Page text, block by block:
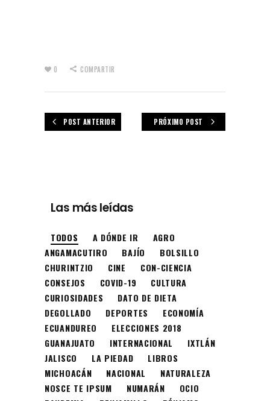
0 COMPARTIR
POST ANTERIOR PRÓXIMO POST
Las más leídas
TODOS A DÓNDE IR
AGRO
ANGAMACUTIRO
BAJÍO
BOLSILLO
CHURINTZIO
CINE
CON-CIENCIA
CONSEJOS
COVID-19
CULTURA
CURIOSIDADES
DATO DE DIETA
DEGOLLADO
DEPORTES
ECONOMÍA
ECUANDUREO
ELECCIONES 2018
GUANAJUATO
INTERNACIONAL
IXTLÁN
JALISCO
LA PIEDAD
LIBROS
MICHOACÁN
NACIONAL
NATURALEZA
NOSCE TE IPSUM
NUMARÁN
OCIO